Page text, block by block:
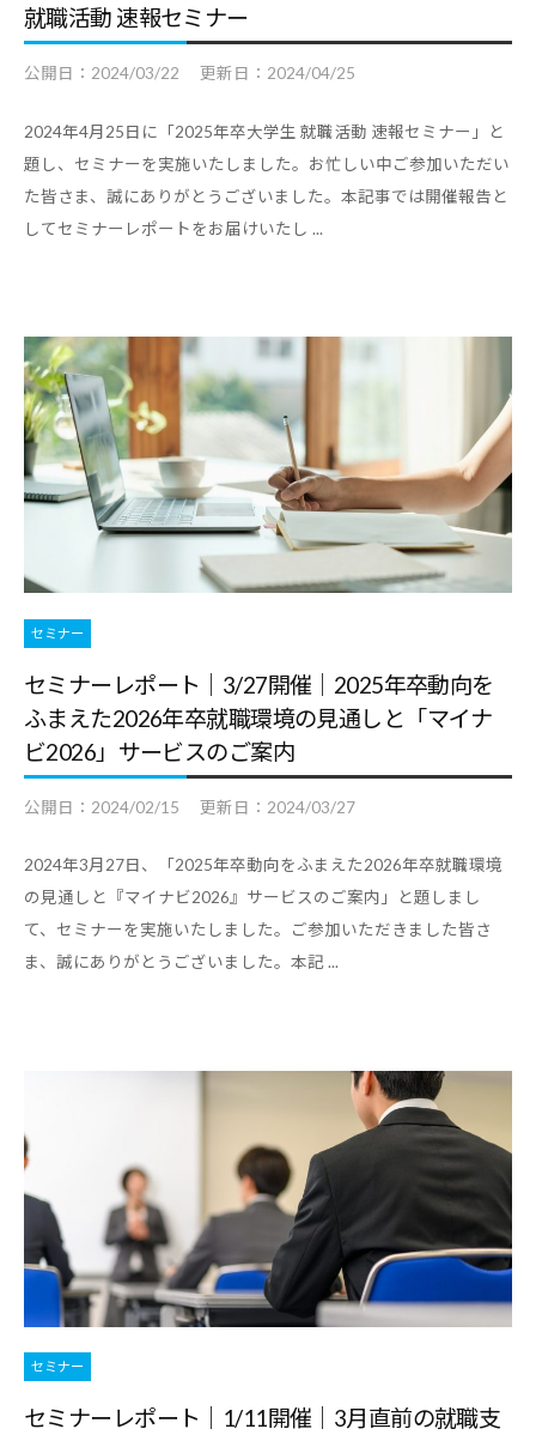
就職活動 速報セミナー
公開日： 2024/03/22 更新日： 2024/04/25
2024年4月25日に「2025年卒大学生 就職活動 速報セミナー」と
題し、セミナーを実施いたしました。お忙しい中ご参加いただい
た皆さま、誠にありがとうございました。本記事では開催報告と
してセミナーレポートをお届けいたし ...
セミナー
セミナーレポート｜3/27開催｜2025年卒動向を
ふまえた2026年卒就職環境の見通しと「マイナ
ビ2026」サービスのご案内
公開日： 2024/02/15 更新日： 2024/03/27
2024年3月27日、「2025年卒動向をふまえた2026年卒就職環境
の見通しと『マイナビ2026』サービスのご案内」と題しまし
て、セミナーを実施いたしました。ご参加いただきました皆さ
ま、誠にありがとうございました。本記 ...
セミナー
セミナーレポート｜1/11開催｜3月直前の就職支